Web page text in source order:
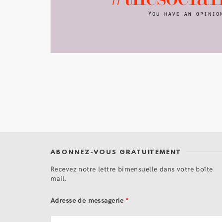
ABONNEZ-VOUS GRATUITEMENT
Recevez notre lettre bimensuelle dans votre boîte
mail.
Adresse de messagerie*